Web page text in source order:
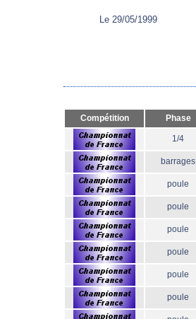
Le 29/05/1999
Compétition Phase
1/4
barrages
poule
poule
poule
poule
poule
poule